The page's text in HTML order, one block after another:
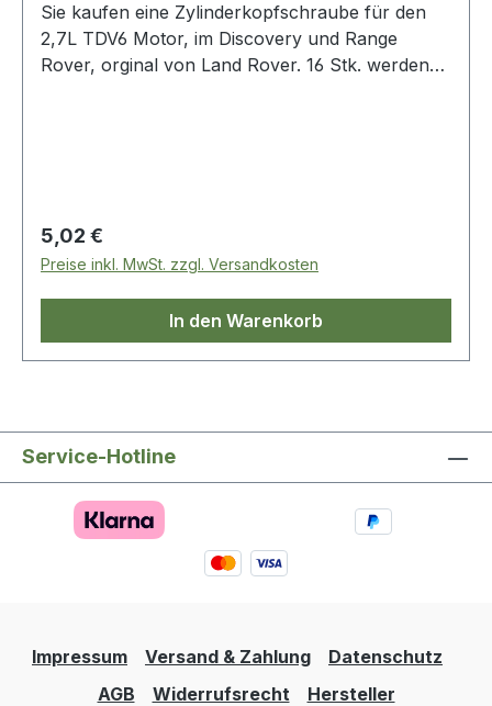
Sie kaufen eine Zylinderkopfschraube für den
2,7L TDV6 Motor, im Discovery und Range
Rover, orginal von Land Rover. 16 Stk. werden
Regulärer Preis:
5,02 €
Preise inkl. MwSt. zzgl. Versandkosten
In den Warenkorb
Service-Hotline
Impressum Versand & Zahlung
Datenschutz
AGB
Widerrufsrecht Hersteller